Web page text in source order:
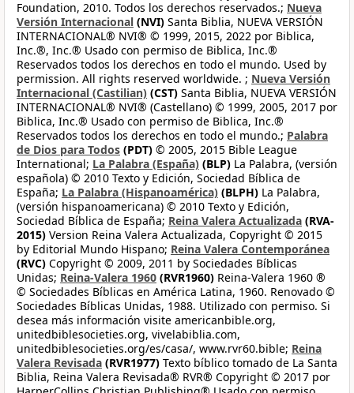
Foundation, 2010. Todos los derechos reservados.; Nueva
Versión Internacional (NVI) Santa Biblia, NUEVA VERSIÓN
INTERNACIONAL® NVI® © 1999, 2015, 2022 por Biblica,
Inc.®, Inc.® Usado con permiso de Biblica, Inc.®
Reservados todos los derechos en todo el mundo. Used by
permission. All rights reserved worldwide. ; Nueva Versión
Internacional (Castilian) (CST) Santa Biblia, NUEVA VERSIÓN
INTERNACIONAL® NVI® (Castellano) © 1999, 2005, 2017 por
Biblica, Inc.® Usado con permiso de Biblica, Inc.®
Reservados todos los derechos en todo el mundo.; Palabra
de Dios para Todos (PDT) © 2005, 2015 Bible League
International; La Palabra (España) (BLP) La Palabra, (versión
española) © 2010 Texto y Edición, Sociedad Bíblica de
España; La Palabra (Hispanoamérica) (BLPH) La Palabra,
(versión hispanoamericana) © 2010 Texto y Edición,
Sociedad Bíblica de España; Reina Valera Actualizada (RVA-
2015) Version Reina Valera Actualizada, Copyright © 2015
by Editorial Mundo Hispano; Reina Valera Contemporánea
(RVC) Copyright © 2009, 2011 by Sociedades Bíblicas
Unidas; Reina-Valera 1960 (RVR1960) Reina-Valera 1960 ®
© Sociedades Bíblicas en América Latina, 1960. Renovado ©
Sociedades Bíblicas Unidas, 1988. Utilizado con permiso. Si
desea más información visite americanbible.org,
unitedbiblesocieties.org, vivelabiblia.com,
unitedbiblesocieties.org/es/casa/, www.rvr60.bible; Reina
Valera Revisada (RVR1977) Texto bíblico tomado de La Santa
Biblia, Reina Valera Revisada® RVR® Copyright © 2017 por